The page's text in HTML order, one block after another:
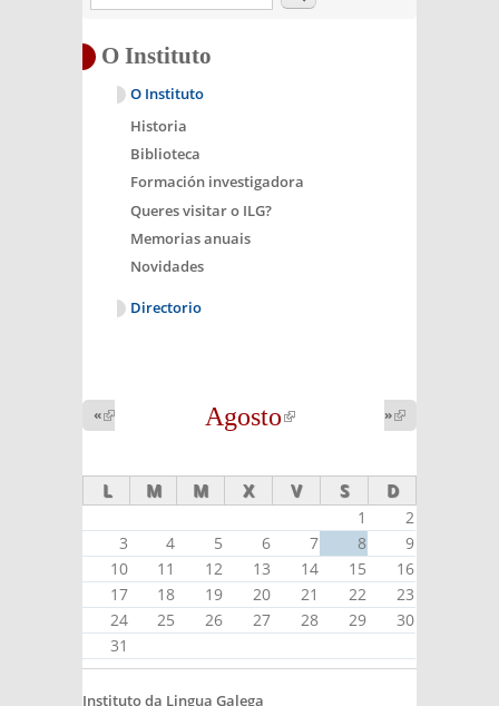
O Instituto
O Instituto
Historia
Biblioteca
Formación investigadora
Queres visitar o ILG?
Memorias anuais
Novidades
Directorio
Agosto
(link is
«
external)
»
external)
L M M X V S D
1
2
3
4 5 6 7 8
9
10
11 12 13 14 15
16
17
18 19 20 21 22
23
24
25 26 27 28 29
30
31
Instituto da Lingua Galega